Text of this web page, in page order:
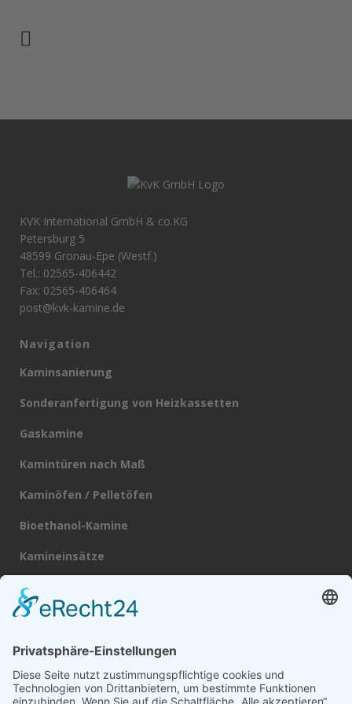
KVK International GmbH & co.KG
Petersburg 5
48599 Gronau-Epe (Westf.)
Tel.: 02565-406442
Fax: 02565-406464
post@kvk-kamine.de
Navigation
Kaminsanierung
Sonderanfertigung von Heizkassetten
Gaskamine
Kamintüren nach Maß
Kaminöfen / Pelletöfen
Bioethanol-Kamine
Kamineinsätze
Heizkassetten
Schornsteine
Broschüre
Datenschutz